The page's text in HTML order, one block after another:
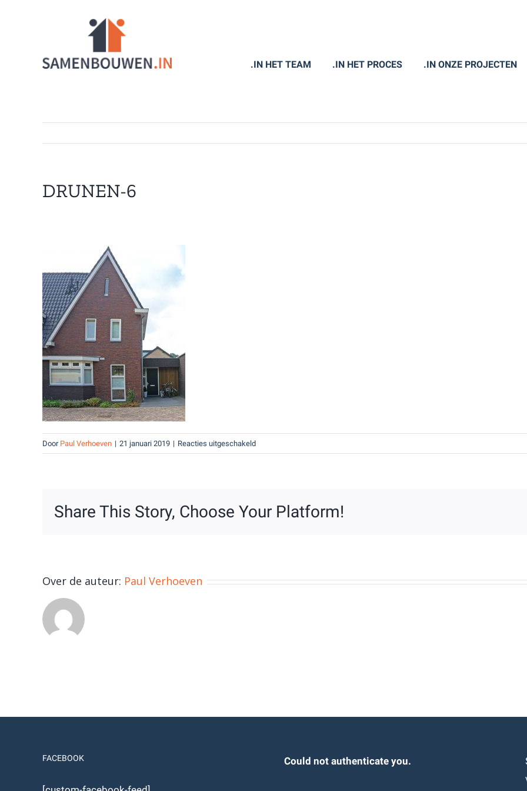
.IN HET TEAM .IN HET PROCES .IN ONZE PROJECTEN
DRUNEN-6
Door Paul Verhoeven | 21 januari 2019 | Reacties uitgeschakeldvoor
Drunen-
Share This Story, Choose Your Platform!
Over de auteur: Paul Verhoeven
FACEBOOK Could not authenticate you.